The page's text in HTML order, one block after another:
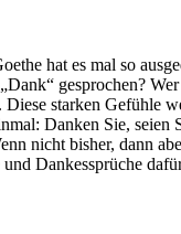
hat es mal so
gesprochen?
starken Gefühle
Danken Sie, seien
nicht bisher, dann
Dankessprüche